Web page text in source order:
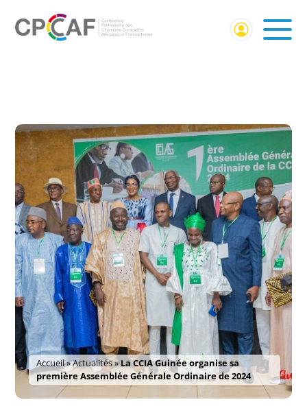
Accueil»Actualités» La CCIA Guinée organise sa
première Assemblée Générale Ordinaire de 2024